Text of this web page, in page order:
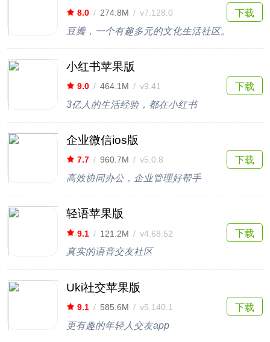
8.0 / 274.8M / v7.128.0
豆瓣，一个有趣多元的文化生活社区。
下载
小红书苹果版
9.0 / 464.1M / v9.41
3亿人的生活经验，都在小红书
下载
企业微信ios版
7.7 / 960.7M / v5.0.8
高效协同办公，企业管理好帮手
下载
轻语苹果版
9.1 / 121.2M / v4.68.52
真实的语音交友社区
下载
Uki社交苹果版
9.1 / 585.6M / v5.140.1
更有趣的年轻人交友app
下载